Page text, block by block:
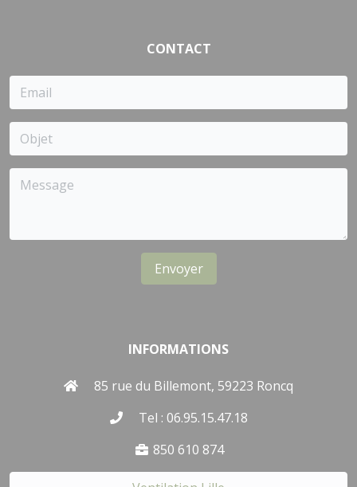
CONTACT
Envoyer
INFORMATIONS
85 rue du Billemont, 59223 Roncq
Tel : 06.95.15.47.18
850 610 874